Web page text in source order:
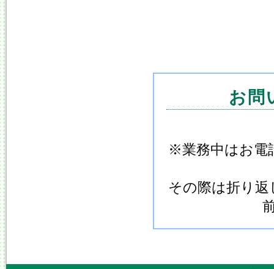
お問
※業務中はお電
その際は折り